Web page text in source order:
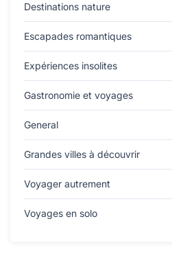
Destinations nature
Escapades romantiques
Expériences insolites
Gastronomie et voyages
General
Grandes villes à découvrir
Voyager autrement
Voyages en solo